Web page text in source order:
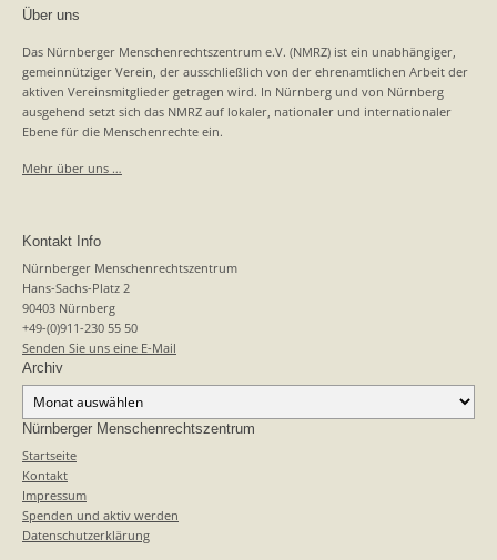
Über uns
Das Nürnberger Menschenrechtszentrum e.V. (NMRZ) ist ein unabhängiger,
gemeinnütziger Verein, der ausschließlich von der ehrenamtlichen Arbeit der
aktiven Vereinsmitglieder getragen wird. In Nürnberg und von Nürnberg
ausgehend setzt sich das NMRZ auf lokaler, nationaler und internationaler
Ebene für die Menschenrechte ein.
Mehr über uns …
Kontakt Info
Nürnberger Menschenrechtszentrum
Hans-Sachs-Platz 2
90403 Nürnberg
+49-(0)911-230 55 50
Senden Sie uns eine E-Mail
Archiv
Nürnberger Menschenrechtszentrum
Startseite
Kontakt
Impressum
Spenden und aktiv werden
Datenschutzerklärung